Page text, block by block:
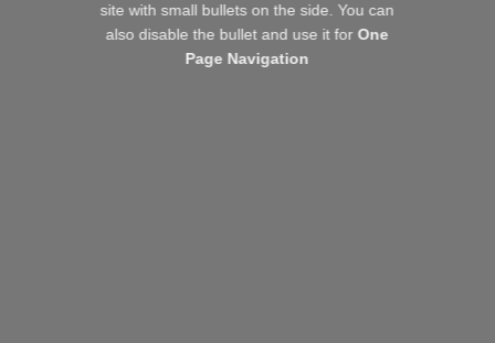
site with small bullets on the side. You can
also disable the bullet and use it for One
Page Navigation